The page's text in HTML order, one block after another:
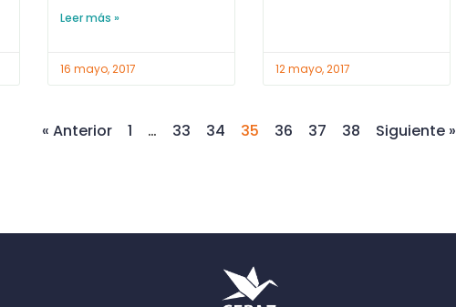
Leer más »
16 mayo, 2017 12 mayo, 2017
« Anterior 1 … 33 34 35 36 37 38 Siguiente »